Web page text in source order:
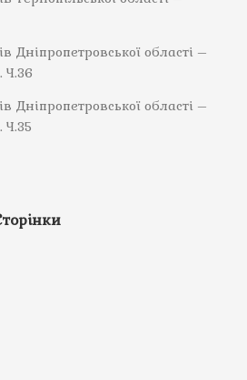
Дніпропетровської області –
Ч.36
Дніпропетровської області –
Ч.35